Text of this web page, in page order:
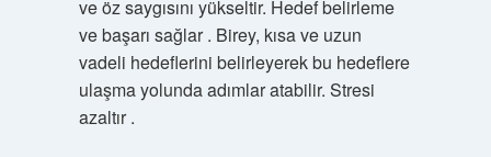
ve öz saygısını yükseltir. Hedef belirleme
ve başarı sağlar . Birey, kısa ve uzun
vadeli hedeflerini belirleyerek bu hedeflere
ulaşma yolunda adımlar atabilir. Stresi
azaltır .